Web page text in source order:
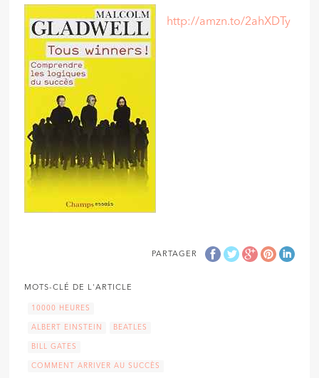
http://amzn.to/2ahXDTy
PARTAGER
MOTS-CLÉ DE L'ARTICLE
10000 HEURES
ALBERT EINSTEIN BEATLES
BILL GATES
COMMENT ARRIVER AU SUCCÈS